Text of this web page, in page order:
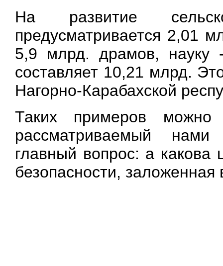
На развитие
предусматривается 2,01
5,9 млрд. драмов,
составляет 10,21 млрд.
Нагорно-Карабахской
Таких примеров
рассматриваемый
главный вопрос: а какова
безопасности, заложенная